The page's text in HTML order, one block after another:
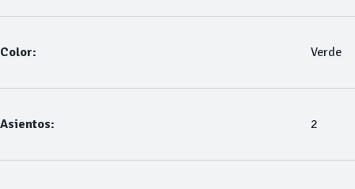
Color: Verde
Asientos: 2